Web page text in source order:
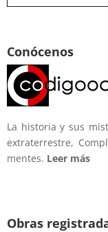
Conócenos
La historia y sus
extraterrestre,
mentes. Leer más
Obras